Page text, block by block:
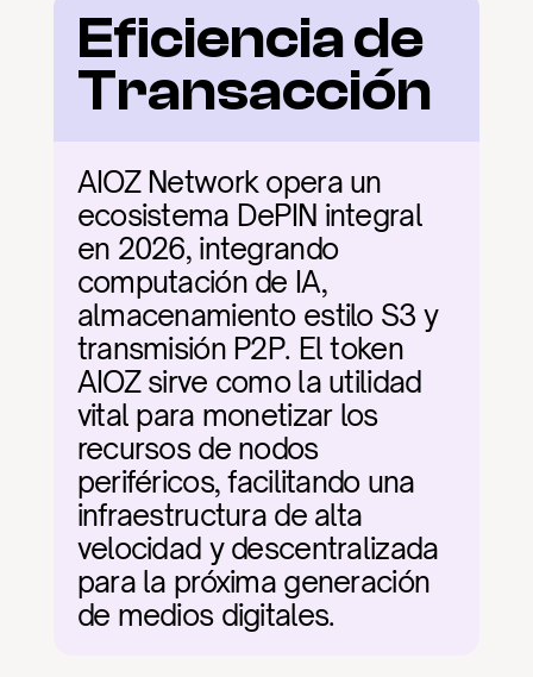
Eficiencia de
Transacción
AIOZ Network opera un
ecosistema DePIN integral
en 2026, integrando
computación de IA,
almacenamiento estilo S3 y
transmisión P2P. El token
AIOZ sirve como la utilidad
vital para monetizar los
recursos de nodos
periféricos, facilitando una
infraestructura de alta
velocidad y descentralizada
para la próxima generación
de medios digitales.